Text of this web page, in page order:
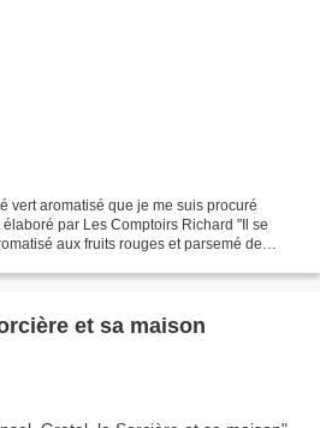
vert aromatisé que je me suis procuré
par Les Comptoirs Richard "Il se
aux fruits rouges et parsemé de
et sa maison